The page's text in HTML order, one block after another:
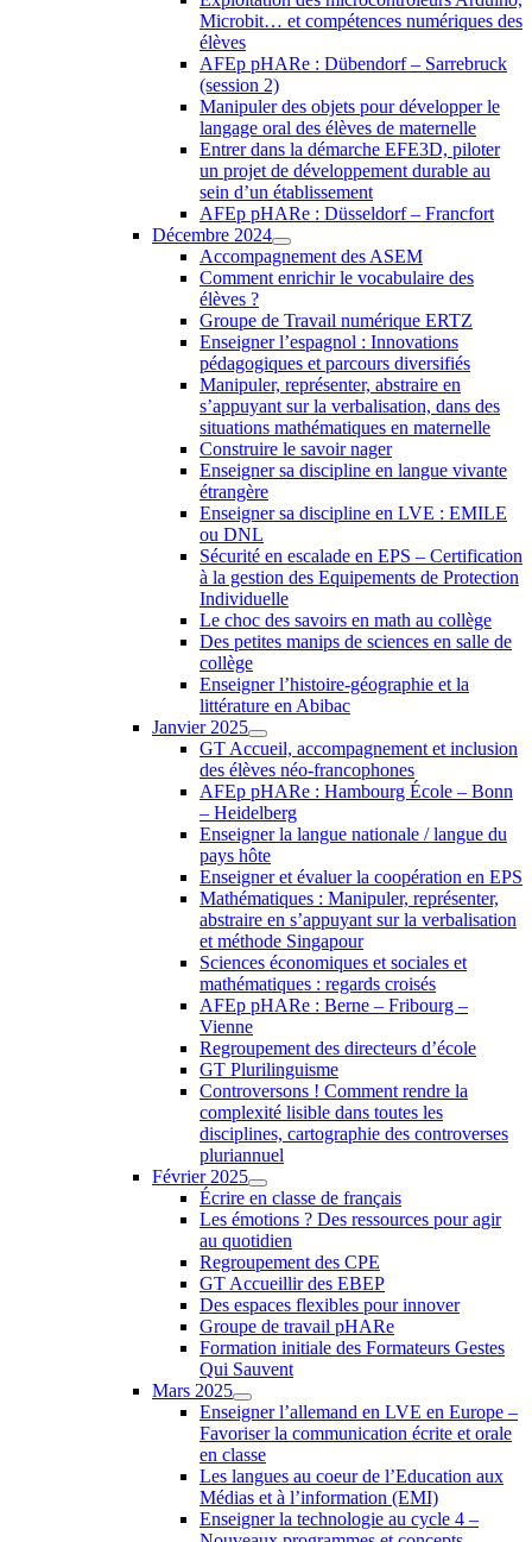
Microbit… et compétences numériques des
élèves
AFEp pHARe : Dübendorf – Sarrebruck
(session 2)
Manipuler des objets pour développer le
langage oral des élèves de maternelle
Entrer dans la démarche EFE3D, piloter
un projet de développement durable au
sein d’un établissement
AFEp pHARe : Düsseldorf – Francfort
Décembre 2024
Accompagnement des ASEM
Comment enrichir le vocabulaire des
élèves ?
Groupe de Travail numérique ERTZ
Enseigner l’espagnol : Innovations
pédagogiques et parcours diversifiés
Manipuler, représenter, abstraire en
s’appuyant sur la verbalisation, dans des
situations mathématiques en maternelle
Construire le savoir nager
Enseigner sa discipline en langue vivante
étrangère
Enseigner sa discipline en LVE : EMILE
ou DNL
Sécurité en escalade en EPS – Certification
à la gestion des Equipements de Protection
Individuelle
Le choc des savoirs en math au collège
Des petites manips de sciences en salle de
collège
Enseigner l’histoire-géographie et la
littérature en Abibac
Janvier 2025
GT Accueil, accompagnement et inclusion
des élèves néo-francophones
AFEp pHARe : Hambourg École – Bonn
– Heidelberg
Enseigner la langue nationale / langue du
pays hôte
Enseigner et évaluer la coopération en EPS
Mathématiques : Manipuler, représenter,
abstraire en s’appuyant sur la verbalisation
et méthode Singapour
Sciences économiques et sociales et
mathématiques : regards croisés
AFEp pHARe : Berne – Fribourg –
Vienne
Regroupement des directeurs d’école
GT Plurilinguisme
Controversons ! Comment rendre la
complexité lisible dans toutes les
disciplines, cartographie des controverses
pluriannuel
Février 2025
Écrire en classe de français
Les émotions ? Des ressources pour agir
au quotidien
Regroupement des CPE
GT Accueillir des EBEP
Des espaces flexibles pour innover
Groupe de travail pHARe
Formation initiale des Formateurs Gestes
Qui Sauvent
Mars 2025
Enseigner l’allemand en LVE en Europe –
Favoriser la communication écrite et orale
en classe
Les langues au coeur de l’Education aux
Médias et à l’information (EMI)
Enseigner la technologie au cycle 4 –